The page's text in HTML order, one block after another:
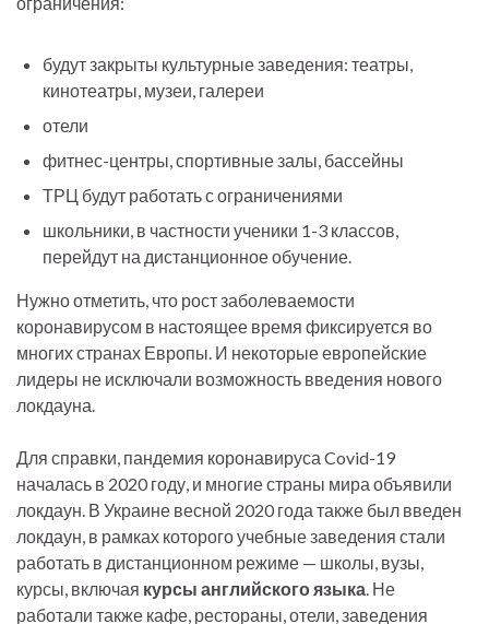
будут закрыты культурные заведения: театры,
кинотеатры, музеи, галереи
отели
фитнес-центры, спортивные залы, бассейны
ТРЦ будут работать с ограничениями
школьники, в частности ученики 1-3 классов,
перейдут на дистанционное обучение.
Нужно отметить, что рост заболеваемости
коронавирусом в настоящее время фиксируется во
многих странах Европы. И некоторые европейские
лидеры не исключали возможность введения нового
локдауна.
Для справки, пандемия коронавируса Covid-19
началась в 2020 году, и многие страны мира объявили
локдаун. В Украине весной 2020 года также был введен
локдаун, в рамках которого учебные заведения стали
работать в дистанционном режиме — школы, вузы,
курсы, включая курсы английского языка. Не
работали также кафе, рестораны, отели, заведения